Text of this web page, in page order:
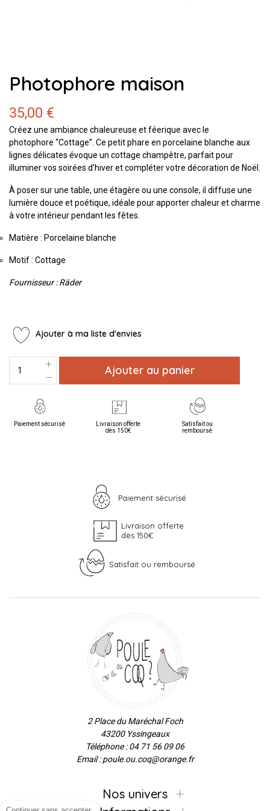
Photophore maison
35,00 €
Créez une ambiance chaleureuse et féerique avec le
photophore “Cottage”. Ce petit phare en porcelaine blanche aux
lignes délicates évoque un cottage champêtre, parfait pour
illuminer vos soirées d’hiver et compléter votre décoration de Noël.
À poser sur une table, une étagère ou une console, il diffuse une
lumière douce et poétique, idéale pour apporter chaleur et charme
à votre intérieur pendant les fêtes.
Matière : Porcelaine blanche
Motif : Cottage
Fournisseur : Räder
Ajouter à ma liste d'envies
Ajouter au panier
Paiement sécurisé
Livraison offerte
dès 150€
Satisfait ou
remboursé
Paiement sécurisé
Livraison offerte
dès 150€
Satisfait ou remboursé
2 Place du Maréchal Foch
43200 Yssingeaux
Téléphone : 04 71 56 09 06
Email : poule.ou.coq@orange.fr
Nos univers